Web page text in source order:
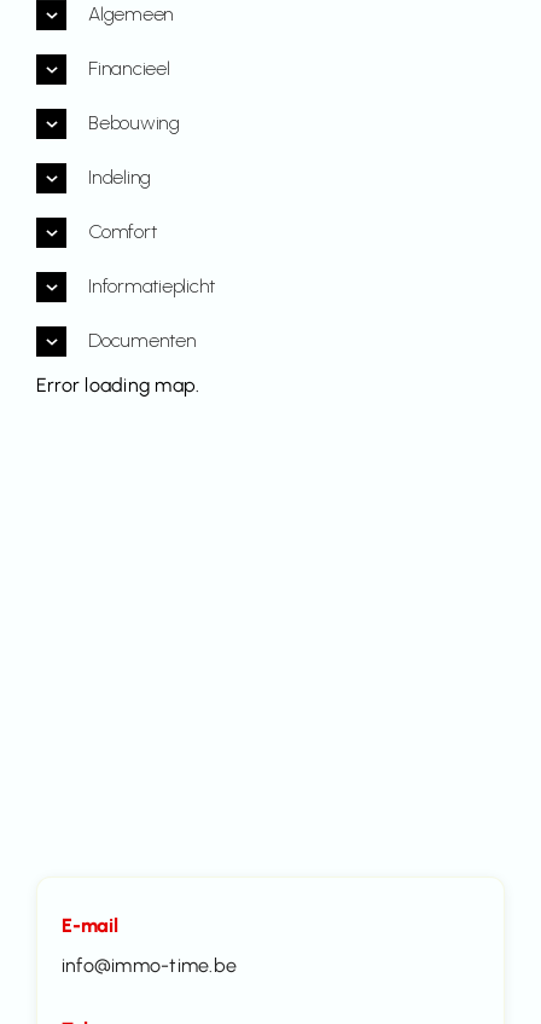
Algemeen
Financieel
Bebouwing
Indeling
Comfort
Informatieplicht
Documenten
E-mail
info@immo-time.be
Error loading map.